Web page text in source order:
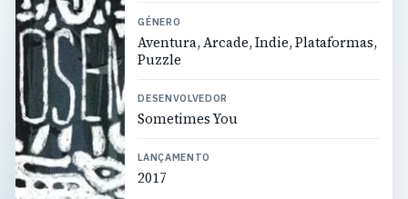
GÉNERO
Aventura, Arcade, Indie, Plataformas,
Puzzle
DESENVOLVEDOR
Sometimes You
LANÇAMENTO
2017